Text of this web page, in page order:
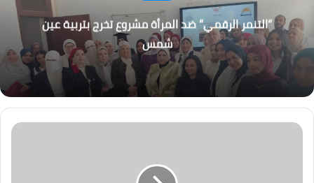
“التنمر الرقمي” ضد المرأة مشروع تخرج بتربية عين
شمس